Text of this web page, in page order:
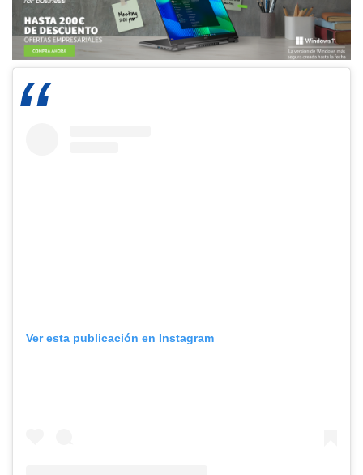
Ver esta publicación en Instagram